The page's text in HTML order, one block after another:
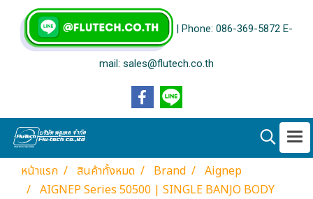
| Phone: 086-369-5872 E-
mail: sales@flutech.co.th
หน้าแรก สินค้าทั้งหมด Brand
Aignep
AIGNEP Series 50500 | SINGLE BANJO BODY